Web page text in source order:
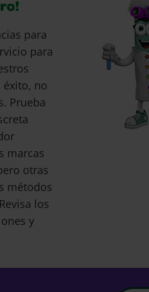
para
para
no
Prueba
marcas
otras
métodos
los
y